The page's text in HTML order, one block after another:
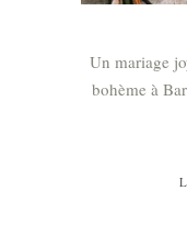
Un mariage
bohème à